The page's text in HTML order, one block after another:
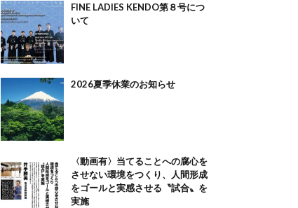
FINE LADIES KENDO第８号につ
いて
2026夏季休業のお知らせ
〈動画有〉当てることへの腐心を
させない環境をつくり、人間形成
をゴールと実感させる〝試合〟を
実施